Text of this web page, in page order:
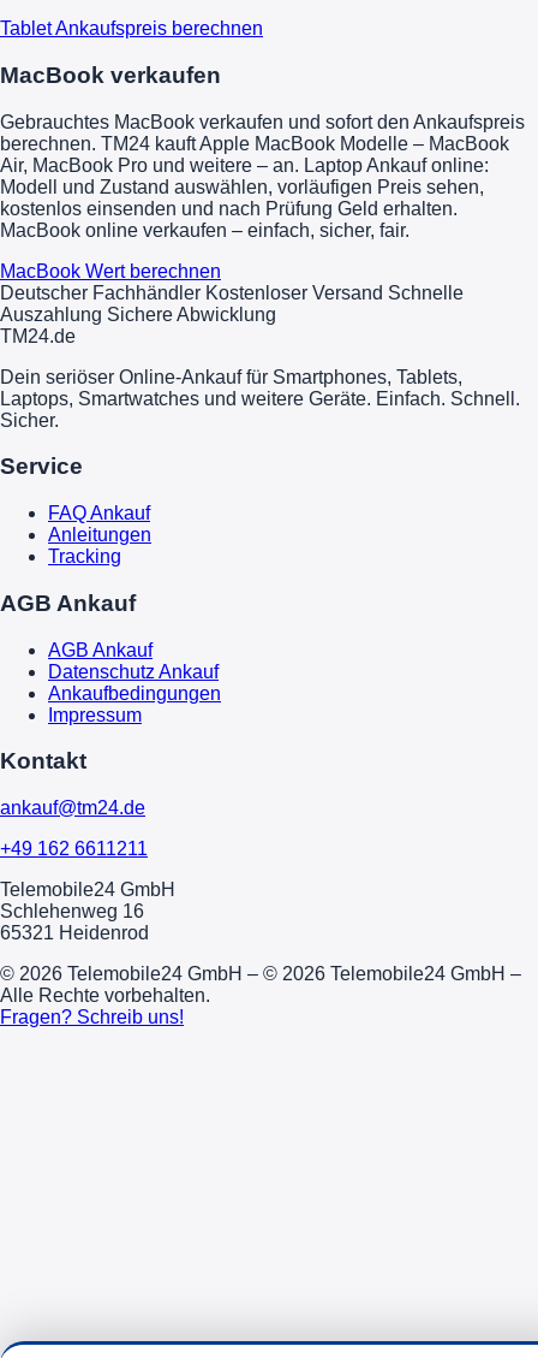
Tablet Ankaufspreis berechnen
MacBook verkaufen
Gebrauchtes MacBook verkaufen und sofort den Ankaufspreis
berechnen. TM24 kauft Apple MacBook Modelle – MacBook
Air, MacBook Pro und weitere – an. Laptop Ankauf online:
Modell und Zustand auswählen, vorläufigen Preis sehen,
kostenlos einsenden und nach Prüfung Geld erhalten.
MacBook online verkaufen – einfach, sicher, fair.
MacBook Wert berechnen
Deutscher Fachhändler Kostenloser Versand Schnelle
Auszahlung Sichere Abwicklung
TM24.de
Dein seriöser Online-Ankauf für Smartphones, Tablets,
Laptops, Smartwatches und weitere Geräte. Einfach. Schnell.
Sicher.
Service
FAQ Ankauf
Anleitungen
Tracking
AGB Ankauf
AGB Ankauf
Datenschutz Ankauf
Ankaufbedingungen
Impressum
Kontakt
ankauf@tm24.de
+49 162 6611211
Telemobile24 GmbH
Schlehenweg 16
65321 Heidenrod
© 2026 Telemobile24 GmbH – © 2026 Telemobile24 GmbH –
Alle Rechte vorbehalten.
Fragen? Schreib uns!